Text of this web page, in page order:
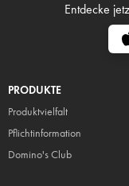
Entdecke
PRODUKTE
Produktvielfalt
Pflichtinformation
Domino's Club